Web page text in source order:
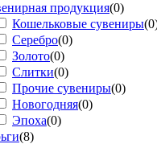
продукция(0)
Кошельковые сувениры(0
Серебро(0)
Золото(0)
Слитки(0)
Прочие сувениры(0)
Новогодняя(0)
Эпоха(0)
(8)